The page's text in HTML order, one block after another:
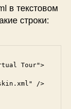
в текстовом
строки:
Tour">